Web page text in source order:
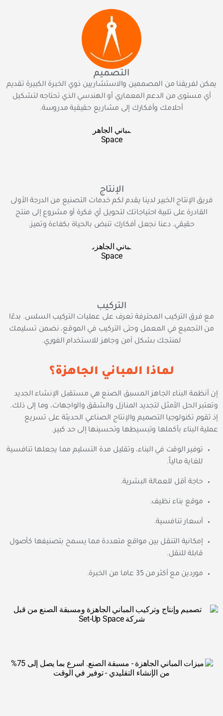
التصميم
يمكن لفريقنا من المصممين والاستشاريين ذوي الخبرة الكبيرة تقديم
أي مستوى من الدعم المعماري أو الهندسي الذي تحتاجه لتشكيل
أحلامك وأفكارك إلى مشاريع حقيقية مدروسة.
الإنتاج
فريق الإنتاج الخبير لدينا يقدم لكم خدمات التصنيع من الدرجة الأولى
القادرة على تلبية احتياجاتك لتحويل أي فكرة أو مشروع إلى منتج
حقيقي. دعنا نجعل أفكارك تنبض بالحياة بكفاءة وتميز.
التركيب
مع فرق التركيب المحترفة تعرف على عمليات التركيب السلس. بدءًا
من التجميع في المعمل وحتى التركيب في الموقع، نضمن تسليمك
لمنتجك بشكل آمن وجاهز للاستخدام الفوري.
لماذا المباني الجاهزة؟
إن أنظمة البناء الجاهز المسبق الصنع هي مستقبل الإنشاء الجديد
وتعتبر الحل الأمثل لتجديد المنازل والشقق والواجهات، وما إلى ذلك.
إذ تقوم تكنولوجيا التصميم والإنتاج الصناعي الحديثة على تسريع
عملية البناء بأكملها وتبسيطها وتحسينها إلى حد كبير.
توفير الوقت في البناء، وتقليل مدة التسليم مما يجعلها تنافسية
للغاية مالياً.
حاجة أقل للعمالة البشرية.
موقع بناء نظيف.
أسعار تنافسية.
إمكانية التنقل بين مواقع متعددة مما يسمح بتصنيفها كأصول
قابلة للنقل.
موردين مع أكثر من 35 عاما من الخبرة.